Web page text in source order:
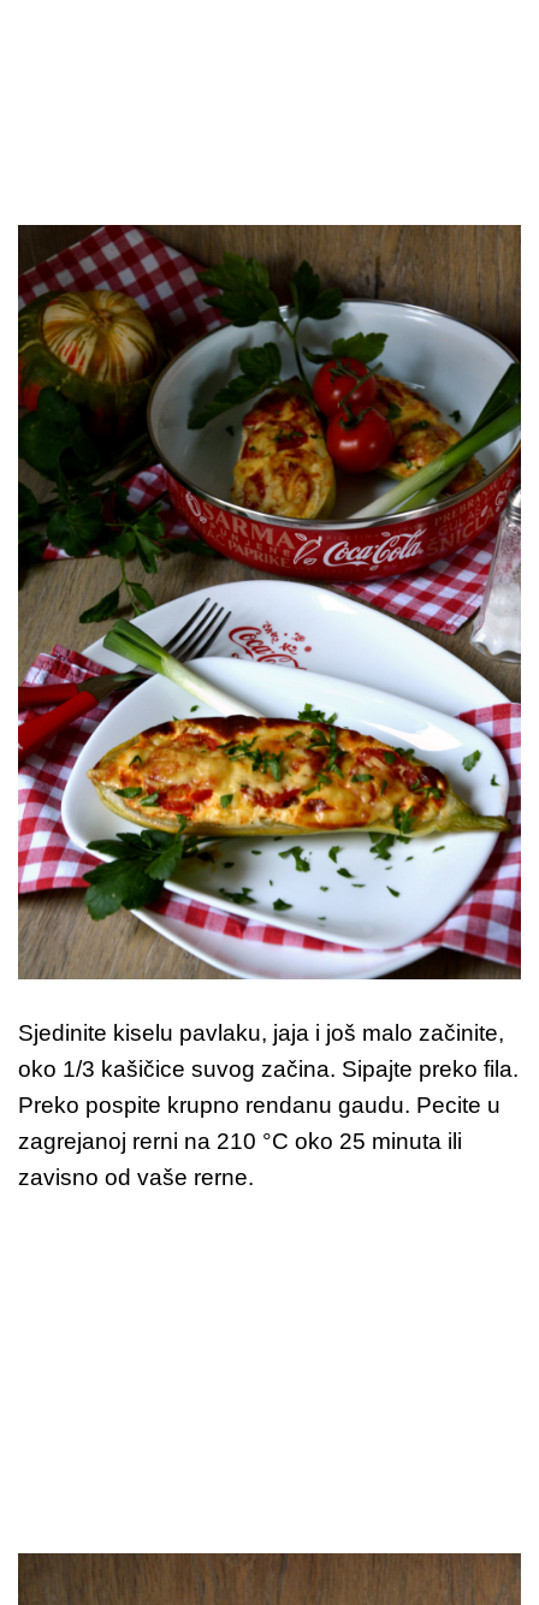
Sjedinite kiselu pavlaku, jaja i još malo začinite,
oko 1/3 kašičice suvog začina. Sipajte preko fila.
Preko pospite krupno rendanu gaudu. Pecite u
zagrejanoj rerni na 210 °C oko 25 minuta ili
zavisno od vaše rerne.